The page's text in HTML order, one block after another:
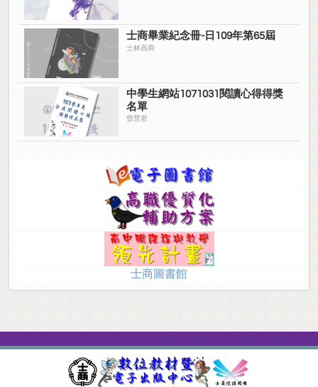
士商畢業紀念冊-日109年第65屆
士林高商
中學生網站1071031閱讀心得得獎
名單
曾慧君
士商圖書館